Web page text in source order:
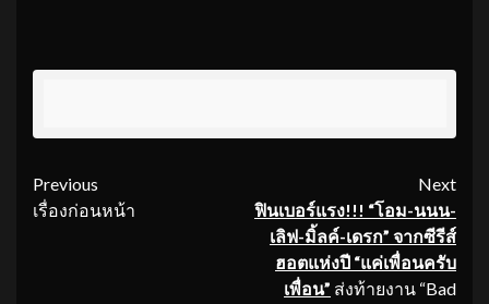
Continue
Reading
Previous
เรื่องก่อนหน้า
Next
ฟินเบอร์แรง!!! “โอม-นนน-
เลิฟ-มิ้ลค์-เดรก” จากซีรีส์
ฮอตแห่งปี “แค่เพื่อนครับ
เพื่อน” ส่งท้ายงาน “Bad